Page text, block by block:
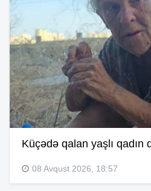
Küçədə qalan yaşlı qadın
08 Avqust 2026, 18:57